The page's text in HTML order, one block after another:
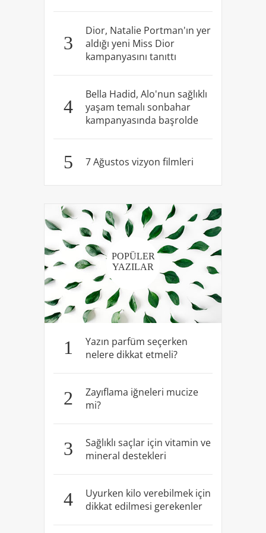
3
Dior, Natalie Portman'ın yer
aldığı yeni Miss Dior
kampanyasını tanıttı
4
Bella Hadid, Alo'nun sağlıklı
yaşam temalı sonbahar
kampanyasında başrolde
5 7 Ağustos vizyon filmleri
POPÜLER
YAZILAR
1
Yazın parfüm seçerken
nelere dikkat etmeli?
2
Zayıflama iğneleri mucize
mi?
3
Sağlıklı saçlar için vitamin ve
mineral destekleri
4
Uyurken kilo verebilmek için
dikkat edilmesi gerekenler